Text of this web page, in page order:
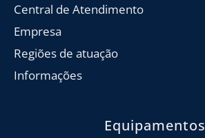
Central de Atendimento
Empresa
Regiões de atuação
Informações
Equipamentos